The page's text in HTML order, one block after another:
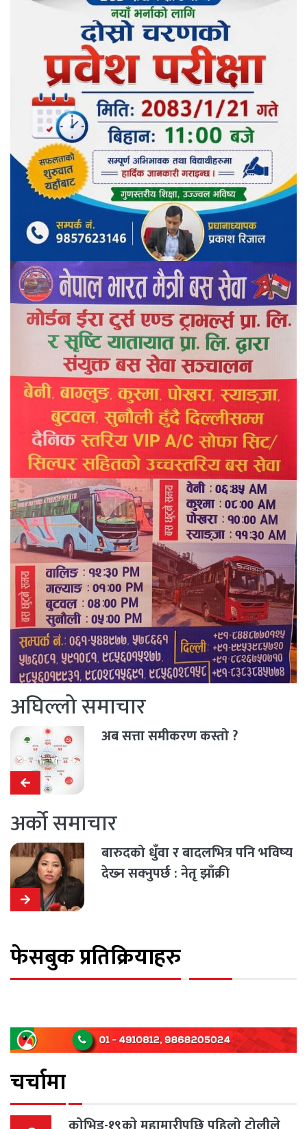
अघिल्लो समाचार
अब सत्ता समीकरण कस्तो ?
अर्को समाचार
बारुदको धुँवा र बादलभित्र पनि भविष्‍य
देख्‍न सक्‍नुपर्छ : नेतृ झाँक्री
फेसबुक प्रतिक्रियाहरु
चर्चामा